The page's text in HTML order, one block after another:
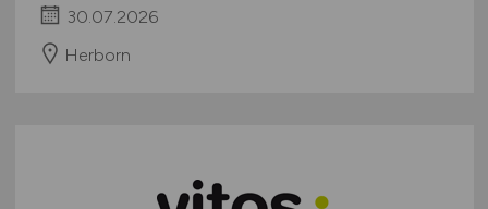
30.07.2026
Herborn